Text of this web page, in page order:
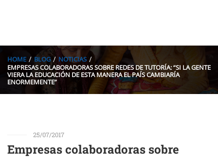
HOME BLOG
NOTICIAS
EMPRESAS COLABORADORAS SOBRE REDES DE TUTORÍA: “SI LA GENTE
VIERA LA EDUCACIÓN DE ESTA MANERA EL PAÍS CAMBIARÍA
ENORMEMENTE”
25/07/2017
Empresas colaboradoras sobre